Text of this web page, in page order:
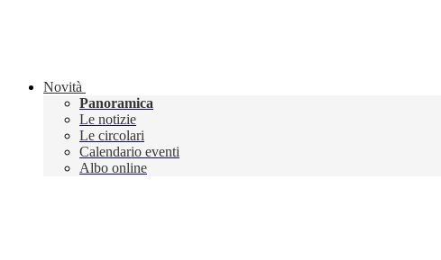
Novità
Panoramica
Le notizie
Le circolari
Calendario eventi
Albo online